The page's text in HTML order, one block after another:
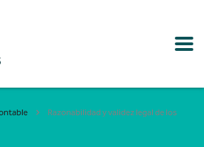
Razonabilidad y validez legal de los